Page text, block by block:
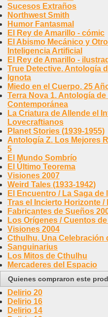
Sucesos Extraños
Northwest Smith
Humor Fantasmal
El Rey de Amarillo - cómic
El Abismo Mecánico y
Inteligencia Artificial
El Rey de Amarillo -
True Detective. Antología
Ignota
Miedo en el Cuerpo. 25
Terra Nova 1. Antología
Contemporánea
La Criatura de Allende el
Lovecraftianos
Planet Stories (1939-1955)
Antología Z. Los Mejores
5
El Mundo Sombrío
El Último Teorema
Visiones 2007
Weird Tales (1933-1942)
El Encuentro / La Saga de
Tras el Incierto Horizonte /
Fabricantes de Sueños
Los Orígenes / Cuentos
Visiones 2004
Cthulhu. Una Celebración
Sanguinarius
Los Mitos de Cthulhu
Mercaderes del Espacio
Quienes compraron este
Delirio 20
Delirio 16
Delirio 14